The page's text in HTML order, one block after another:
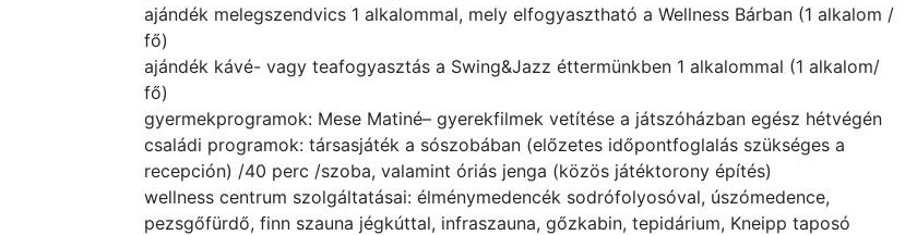
ajándék melegszendvics 1 alkalommal, mely elfogyasztható a Wellness Bárban (1 alkalom /
fő)
ajándék kávé- vagy teafogyasztás a Swing&Jazz éttermünkben 1 alkalommal (1 alkalom/
fő)
gyermekprogramok: Mese Matiné– gyerekfilmek vetítése a játszóházban egész hétvégén
családi programok: társasjáték a sószobában (előzetes időpontfoglalás szükséges a
recepción) /40 perc /szoba, valamint óriás jenga (közös játéktorony építés)
wellness centrum szolgáltatásai: élménymedencék sodrófolyosóval, úszómedence,
pezsgőfürdő, finn szauna jégkúttal, infraszauna, gőzkabin, tepidárium, Kneipp taposó